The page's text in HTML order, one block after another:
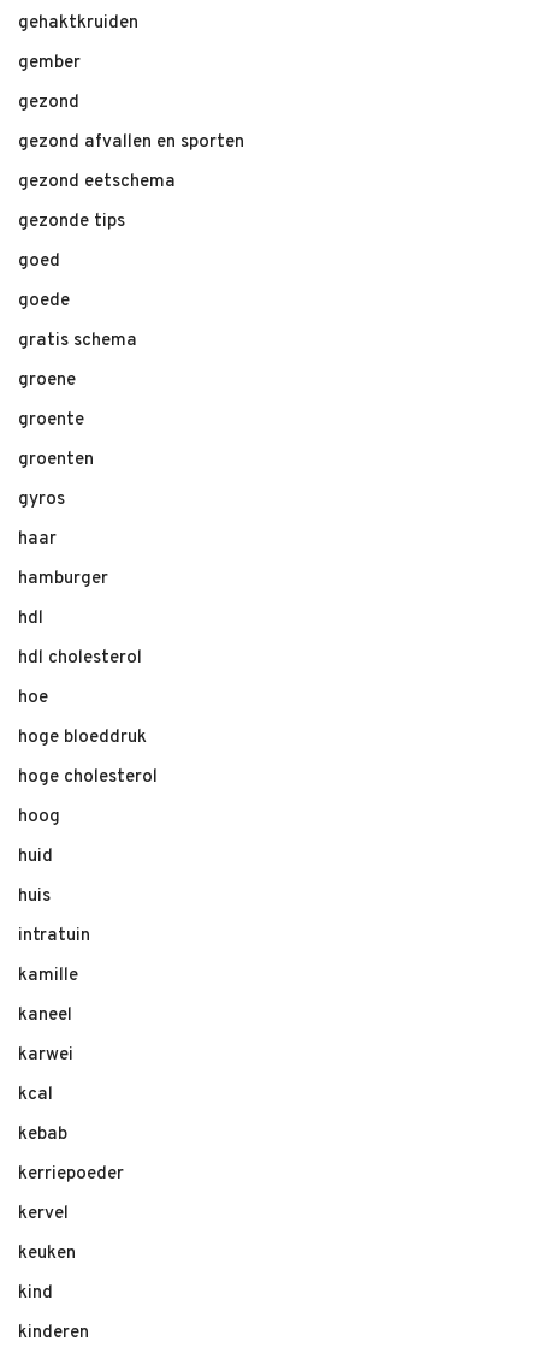
gehaktkruiden
gember
gezond
gezond afvallen en sporten
gezond eetschema
gezonde tips
goed
goede
gratis schema
groene
groente
groenten
gyros
haar
hamburger
hdl
hdl cholesterol
hoe
hoge bloeddruk
hoge cholesterol
hoog
huid
huis
intratuin
kamille
kaneel
karwei
kcal
kebab
kerriepoeder
kervel
keuken
kind
kinderen